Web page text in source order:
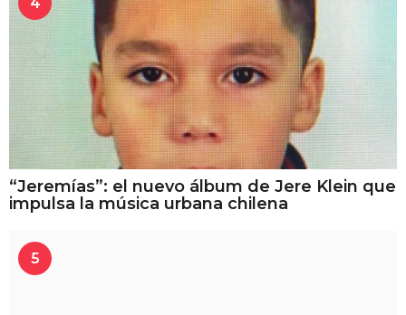
“Jeremías”: el nuevo álbum de Jere Klein que
impulsa la música urbana chilena
5